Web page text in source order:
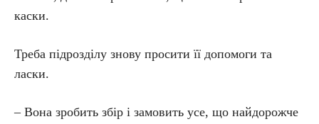
каски.
Треба підрозділу знову просити її допомоги та
ласки.
– Вона зробить збір і замовить усе, що найдорожче